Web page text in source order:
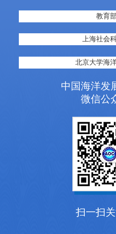
教育部
上海社会
北京大学海
中国海洋发
微信公
扫一扫